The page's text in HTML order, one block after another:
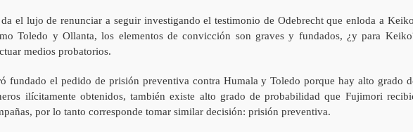
el lujo de renunciar a seguir investigando el testimonio de Odebrecht que enloda a
Toledo y Ollanta, los elementos de convicción son graves y fundados, ¿y para
medios probatorios.
fundado el pedido de prisión preventiva contra Humala y Toledo porque hay alto grado
ilícitamente obtenidos, también existe alto grado de probabilidad que Fujimori
por lo tanto corresponde tomar similar decisión: prisión preventiva.